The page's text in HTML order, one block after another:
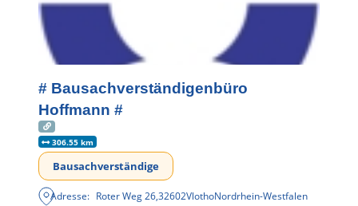
# Bausachverständigenbüro
Hoffmann #
306.55 km
Bausachverständige
Adresse: Roter Weg 26,32602VlothoNordrhein-Westfalen